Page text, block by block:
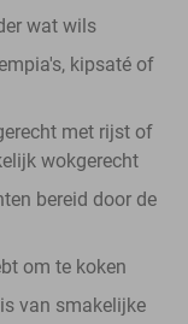
wat wils
kipsaté of
met rijst of
wokgerecht
bereid door de
om te koken
van smakelijke